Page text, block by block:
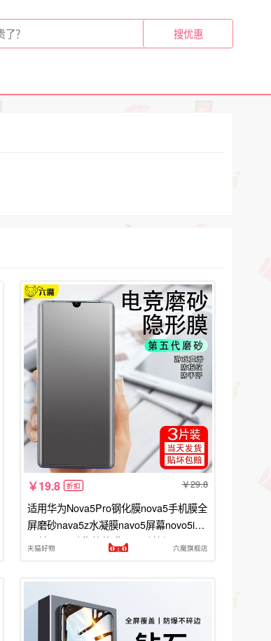
19.8 折扣 29.8
适用华为Nova5Pro钢化膜nova5手机膜全
屏磨砂nava5z水凝膜navo5屏幕novo5ipr
o手机note防指纹软膜nava防摔爆
天猫好物 六魔旗舰店